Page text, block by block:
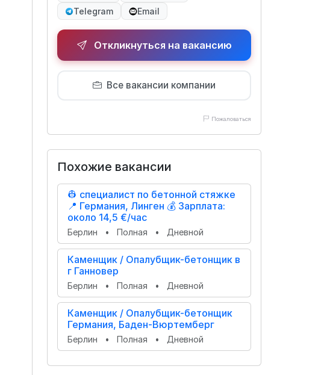
Telegram
Email
Откликнуться на вакансию
Все вакансии компании
Пожаловаться
Похожие вакансии
👷 специалист по бетонной стяжке
📍 Германия, Линген 💰 Зарплата:
около 14,5 €/час
Берлин • Полная • Дневной
Каменщик / Опалубщик-бетонщик в
г Ганновер
Берлин • Полная • Дневной
Каменщик / Опалубщик-бетонщик
Германия, Баден-Вюртемберг
Берлин • Полная • Дневной